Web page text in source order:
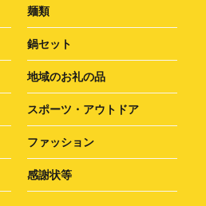
麺類
鍋セット
地域のお礼の品
スポーツ・アウトドア
ファッション
感謝状等